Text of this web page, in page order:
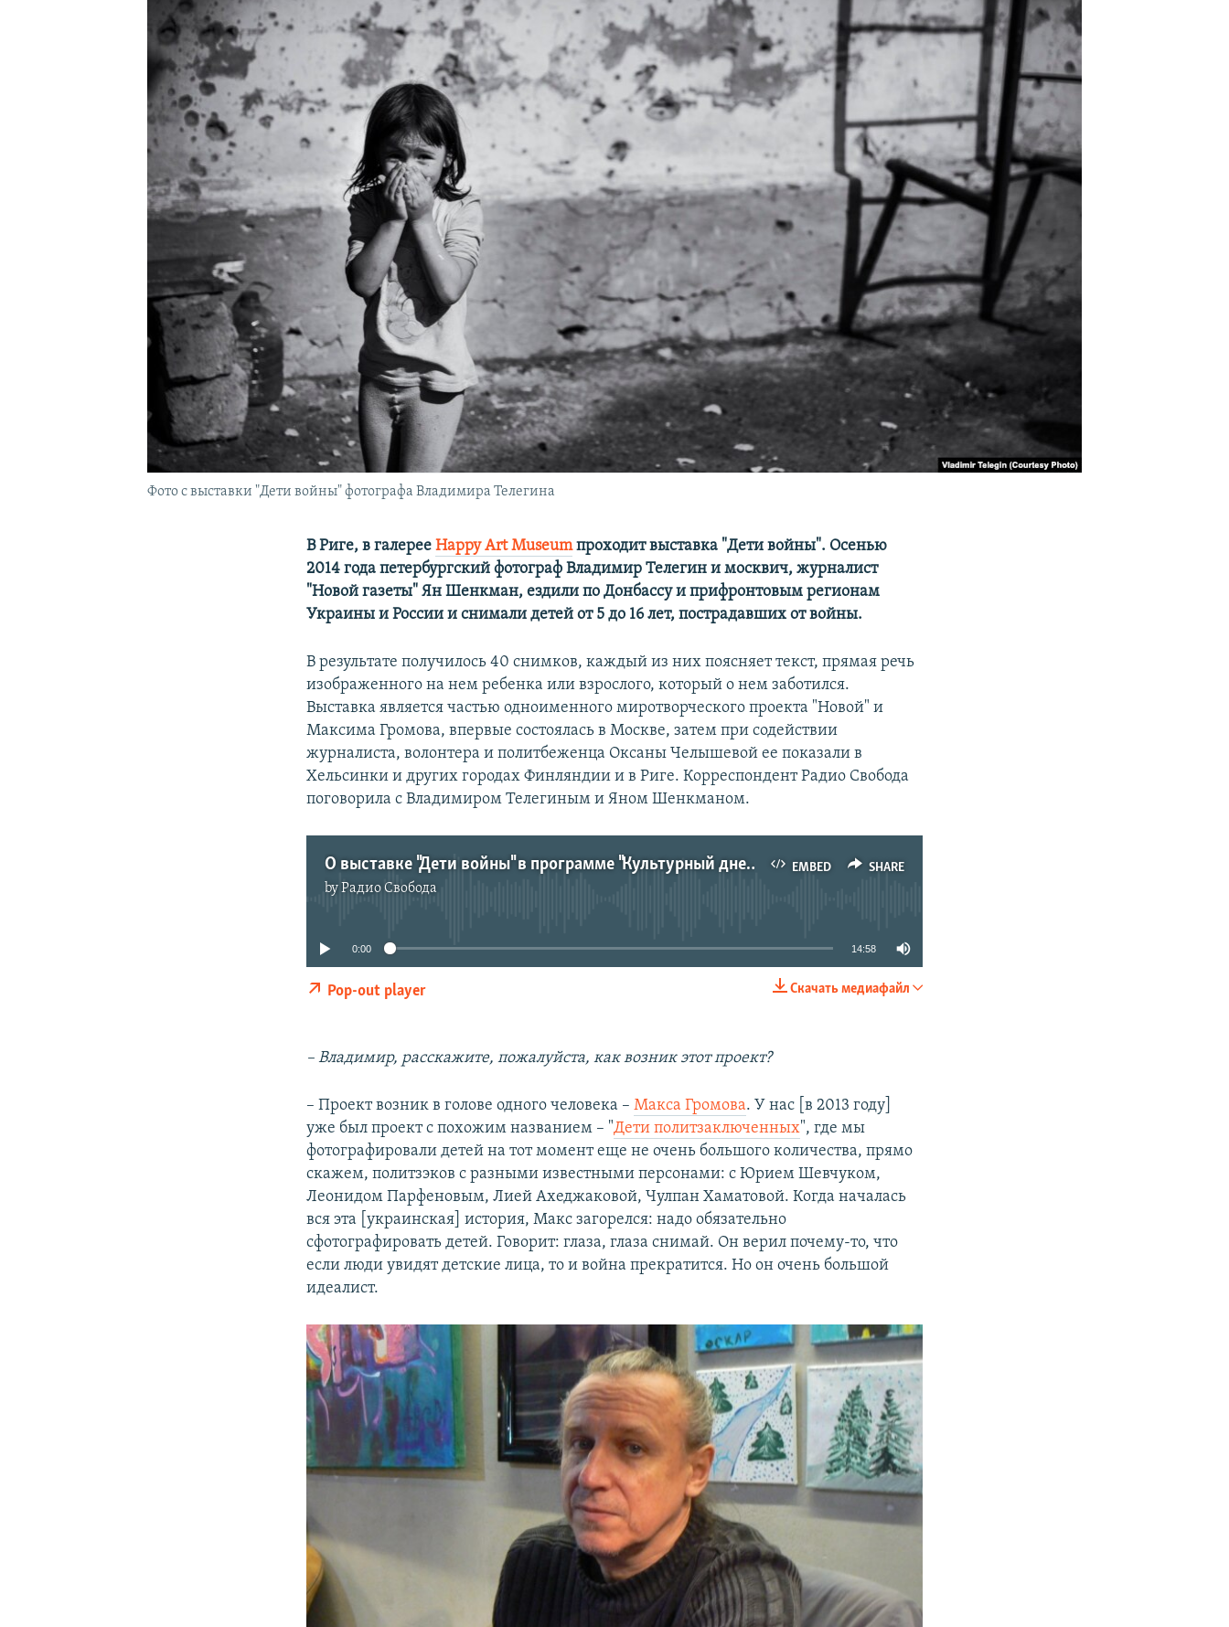
ПОДПИШИТЕСЬ НА РАССЫЛКУ
Фото с выставки "Дети войны" фотографа Владимира Телегина
В Риге, в галерееHappy Art Museumпроходит выставка "Дети войны". Осенью
2014 года петербургский фотограф Владимир Телегин и москвич, журналист
"Новой газеты" Ян Шенкман, ездили по Донбассу и прифронтовым регионам
Украины и России и снимали детей от 5 до 16 лет, пострадавших от войны.
В результате получилось 40 снимков, каждый из них поясняет текст, прямая речь
изображенного на нем ребенка или взрослого, который о нем заботился.
Выставка является частью одноименного миротворческого проекта "Новой" и
Максима Громова, впервые состоялась в Москве, затем при содействии
журналиста, волонтера и политбеженца Оксаны Челышевой ее показали в
Хельсинки и других городах Финляндии и в Риге. Корреспондент Радио Свобода
поговорила с Владимиром Телегиным и Яном Шенкманом.
EMBED SHARE
О выставке "Дети войны" в программе "Культурный дневник"
byРадио Свобода
SHARE
0:00 14:58
Скачать медиафайл
Pop-out player
– Владимир, расскажите, пожалуйста, как возник этот проект?
– Проект возник в голове одного человека –Макса Громова. У нас [в 2013 году]
уже был проект с похожим названием – "Дети политзаключенных", где мы
фотографировали детей на тот момент еще не очень большого количества, прямо
скажем, политзэков с разными известными персонами: с Юрием Шевчуком,
Леонидом Парфеновым, Лией Ахеджаковой, Чулпан Хаматовой. Когда началась
вся эта [украинская] история, Макс загорелся: надо обязательно
сфотографировать детей. Говорит: глаза, глаза снимай. Он верил почему-то, что
если люди увидят детские лица, то и война прекратится. Но он очень большой
идеалист.